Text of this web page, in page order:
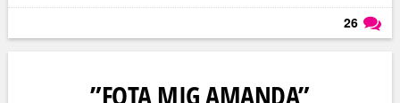
26
”FOTA MIG AMANDA”